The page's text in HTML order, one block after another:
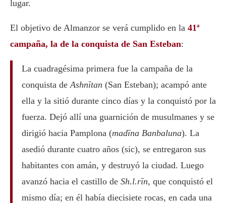
lugar.
El objetivo de Almanzor se verá cumplido en la 41ª
campaña, la de la conquista de San Esteban:
La cuadragésima primera fue la campaña de la
conquista de Ashnītan (San Esteban); acampó ante
ella y la sitió durante cinco días y la conquistó por la
fuerza. Dejó allí una guarnición de musulmanes y se
dirigió hacia Pamplona (madīna Banbaluna). La
asedió durante cuatro años (sic), se entregaron sus
habitantes con amán, y destruyó la ciudad. Luego
avanzó hacia el castillo de Sh.l.rīn, que conquistó el
mismo día; en él había diecisiete rocas, en cada una